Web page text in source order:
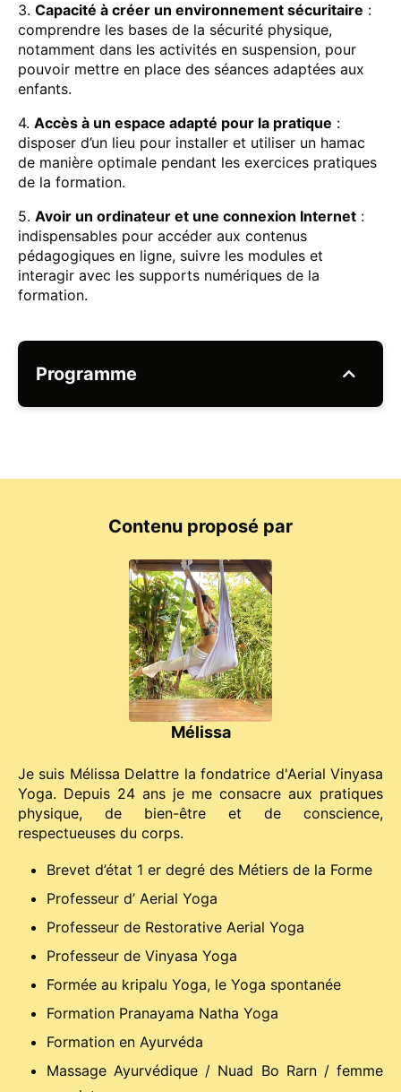
3. Capacité à créer un environnement sécuritaire :
comprendre les bases de la sécurité physique,
notamment dans les activités en suspension, pour
pouvoir mettre en place des séances adaptées aux
enfants.
4. Accès à un espace adapté pour la pratique :
disposer d’un lieu pour installer et utiliser un hamac
de manière optimale pendant les exercices pratiques
de la formation.
5. Avoir un ordinateur et une connexion Internet :
indispensables pour accéder aux contenus
pédagogiques en ligne, suivre les modules et
interagir avec les supports numériques de la
formation.
Programme
Contenu proposé par
Mélissa
Je suis Mélissa Delattre la fondatrice d'Aerial Vinyasa
Yoga. Depuis 24 ans je me consacre aux pratiques
physique, de bien-être et de conscience,
respectueuses du corps.
Brevet d’état 1 er degré des Métiers de la Forme
Professeur d’ Aerial Yoga
Professeur de Restorative Aerial Yoga
Professeur de Vinyasa Yoga
Formée au kripalu Yoga, le Yoga spontanée
Formation Pranayama Natha Yoga
Formation en Ayurvéda
Massage Ayurvédique / Nuad Bo Rarn / femme